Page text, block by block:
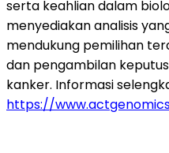
serta keahlian dalam
menyediakan analisis
mendukung pemilihan
dan pengambilan
kanker. Informasi
https://